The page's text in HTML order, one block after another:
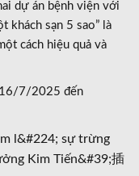
dự án bệnh viện với
khách sạn 5 sao” là
cách hiệu quả và
16/7/2025 đến